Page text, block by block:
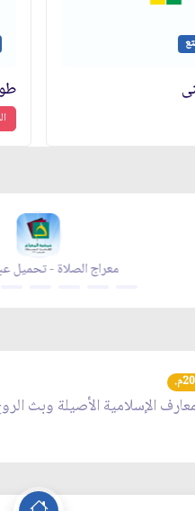
معراج الصلاة - تحميل
الإسلامية الأصيلة وبث